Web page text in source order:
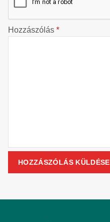
Hozzászólás *